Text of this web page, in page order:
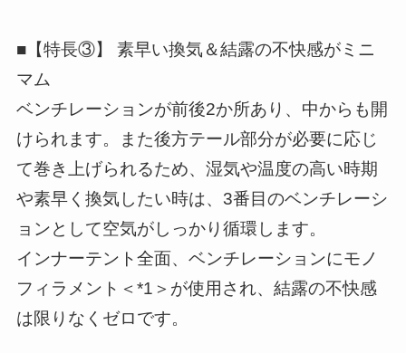
■【特長③】 素早い換気＆結露の不快感がミニ
マム
ベンチレーションが前後2か所あり、中からも開
けられます。また後方テール部分が必要に応じ
て巻き上げられるため、湿気や温度の高い時期
や素早く換気したい時は、3番目のベンチレーシ
ョンとして空気がしっかり循環します。
インナーテント全面、ベンチレーションにモノ
フィラメント＜*1＞が使用され、結露の不快感
は限りなくゼロです。